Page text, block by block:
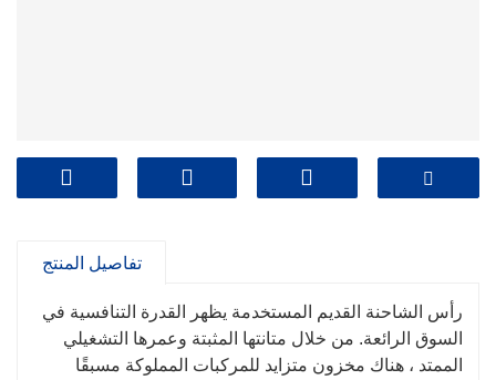
تفاصيل المنتج
رأس الشاحنة القديم المستخدمة يظهر القدرة التنافسية في
السوق الرائعة. من خلال متانتها المثبتة وعمرها التشغيلي
الممتد ، هناك مخزون متزايد للمركبات المملوكة مسبقًا